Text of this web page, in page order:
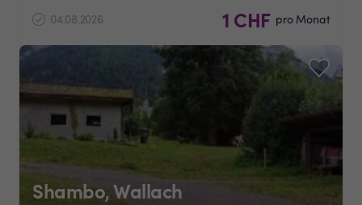
04.08.2026 1 CHF pro Monat
Shambo, Wallach